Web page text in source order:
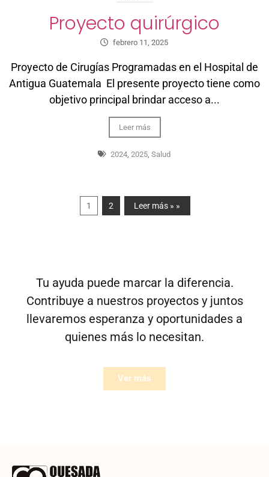
Proyecto quirúrgico
febrero 11, 2025
Proyecto de Cirugías Programadas en el Hospital de
Antigua Guatemala El presente proyecto tiene como
objetivo principal brindar acceso a...
Leer más
2024, 2025, Salud
1 2 Leer más » »
Tu ayuda puede marcar la diferencia.
Contribuye a nuestros proyectos y juntos
llevaremos esperanza y oportunidades a
quienes más lo necesitan.
Ver más